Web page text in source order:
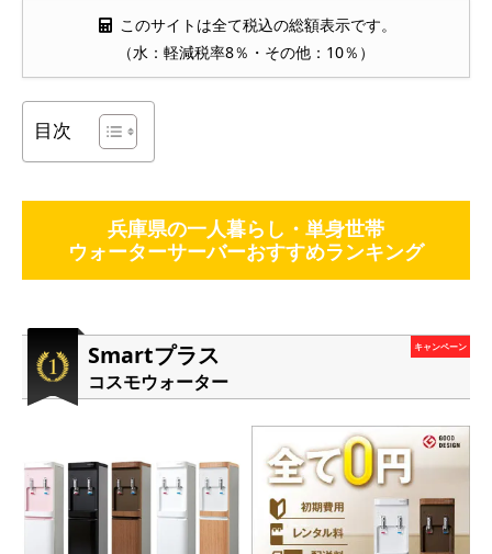
このサイトは全て税込の総額表示です。
（水：軽減税率8％・その他：10％）
目次
兵庫県の一人暮らし・単身世帯
ウォーターサーバーおすすめランキング
Smartプラス
コスモウォーター
キャンペーン